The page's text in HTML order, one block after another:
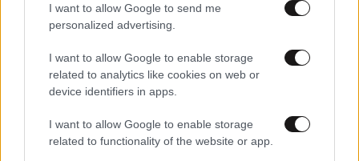
I want to allow Google to send me
personalized advertising.
I want to allow Google to enable storage
related to analytics like cookies on web or
device identifiers in apps.
I want to allow Google to enable storage
related to functionality of the website or app.
Στέλνει επανδρωμένη πτήση αύριο ο κατακτητής του
διαστήματος, Υπουργός Γαλαξία Milky way,
Νιιιιιιιιιιικοοοοοος Παππααααααααααααααααας!!!
Απαντήστε